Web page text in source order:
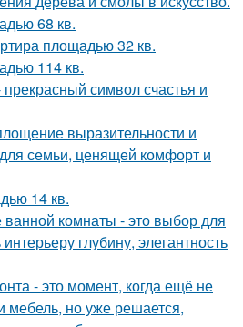
68 кв.
площадью 32 кв.
114 кв.
символ счастья и
выразительности и
семьи, ценящей комфорт и
14 кв.
ванной комнаты - это выбор для
глубину, элегантность
- это момент, когда ещё не
мебель, но уже решается,